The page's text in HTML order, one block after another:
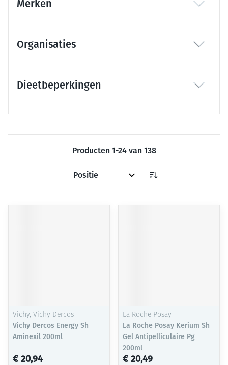
Merken
Organisaties
Dieetbeperkingen
Producten 1-24van 138
Sorteer op:
Vichy, Vichy Dercos
Vichy Dercos Energy Sh
Aminexil 200ml
€ 20,94
La Roche Posay
La Roche Posay Kerium Sh
Gel Antipelliculaire Pg
200ml
€ 20,49